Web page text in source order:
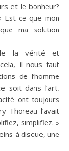
et le bonheur?
Est-ce que mon
ma solution
de la vérité et
il nous faut
de l’homme
soit dans l’art,
ont toujours
Thoreau l’avait
simplifiez. »
à disque, une